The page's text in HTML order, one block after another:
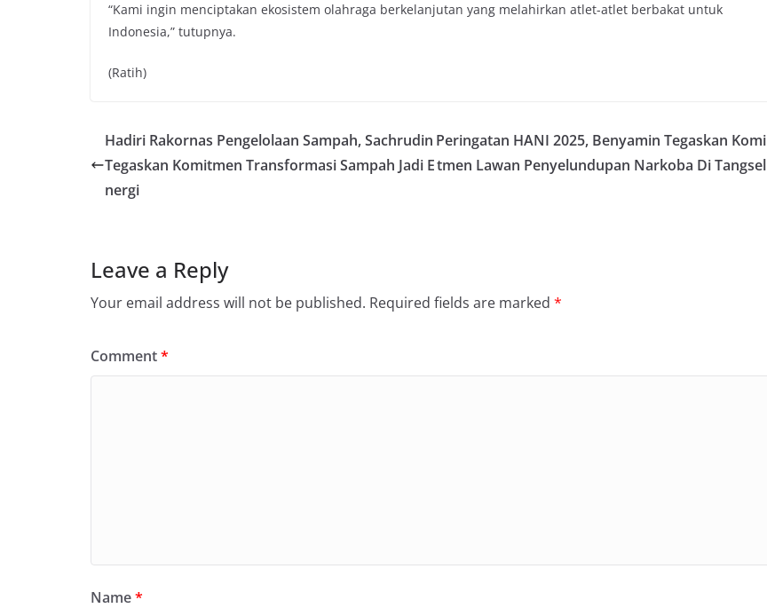
“Kami ingin menciptakan ekosistem olahraga berkelanjutan yang melahirkan atlet-atlet berbakat untuk
Indonesia,” tutupnya.
(Ratih)
Hadiri Rakornas Pengelolaan Sampah, Sachrudin
Tegaskan Komitmen Transformasi Sampah Jadi E
nergi
Peringatan HANI 2025, Benyamin Tegaskan Komi
tmen Lawan Penyelundupan Narkoba Di Tangsel
Leave a Reply
Your email address will not be published. Required fields are marked *
Comment*
Name*